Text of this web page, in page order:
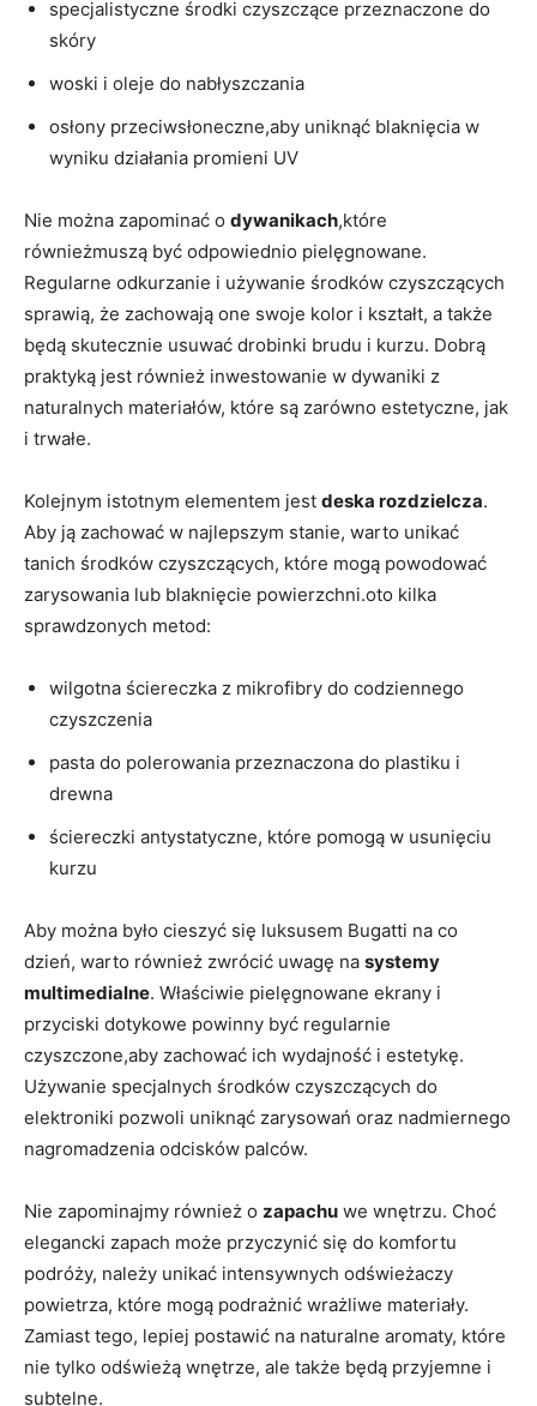
specjalistyczne środki czyszczące przeznaczone do
skóry
woski i oleje do nabłyszczania
osłony przeciwsłoneczne,aby uniknąć blaknięcia w
wyniku działania promieni UV
Nie można zapominać o dywanikach,które
równieżmuszą być odpowiednio pielęgnowane.
Regularne odkurzanie i używanie środków czyszczących
sprawią, że zachowają one swoje kolor i kształt, a także
będą skutecznie usuwać drobinki brudu i kurzu. Dobrą
praktyką jest również inwestowanie w dywaniki z
naturalnych materiałów, które są zarówno estetyczne, jak
i trwałe.
Kolejnym istotnym elementem jest deska rozdzielcza.
Aby ją zachować w najlepszym stanie, warto unikać
tanich środków czyszczących, które mogą powodować
zarysowania lub blaknięcie powierzchni.oto kilka
sprawdzonych metod:
wilgotna ściereczka z mikrofibry do codziennego
czyszczenia
pasta do polerowania przeznaczona do plastiku i
drewna
ściereczki antystatyczne, które pomogą w usunięciu
kurzu
Aby można było cieszyć się luksusem Bugatti na co
dzień, warto również zwrócić uwagę na systemy
multimedialne. Właściwie pielęgnowane ekrany i
przyciski dotykowe powinny być regularnie
czyszczone,aby zachować ich wydajność i estetykę.
Używanie specjalnych środków czyszczących do
elektroniki pozwoli uniknąć zarysowań oraz nadmiernego
nagromadzenia odcisków palców.
Nie zapominajmy również o zapachu we wnętrzu. Choć
elegancki zapach może przyczynić się do komfortu
podróży, należy unikać intensywnych odświeżaczy
powietrza, które mogą podrażnić wrażliwe materiały.
Zamiast tego, lepiej postawić na naturalne aromaty, które
nie tylko odświeżą wnętrze, ale także będą przyjemne i
subtelne.